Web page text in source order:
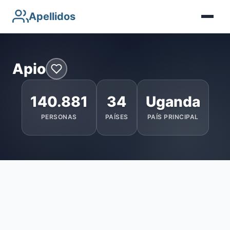
Apellidos
Apio
140.881
PERSONAS
34
PAÍSES
Uganda
PAÍS PRINCIPAL